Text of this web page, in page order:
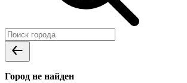
Город не найден